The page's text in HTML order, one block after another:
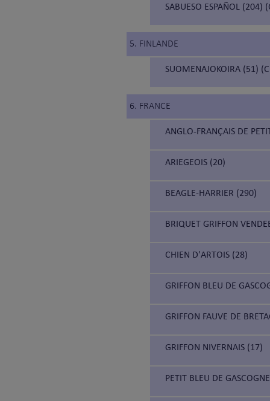
SABUESO ESPAÑOL (204)
5. FINLANDE
SUOMENAJOKOIRA (51)
6. FRANCE
ANGLO-FRANÇAIS DE
ARIEGEOIS (20)
BEAGLE-HARRIER (290)
BRIQUET GRIFFON
CHIEN D'ARTOIS (28)
GRIFFON BLEU DE
GRIFFON FAUVE DE
GRIFFON NIVERNAIS (17)
PETIT BLEU DE